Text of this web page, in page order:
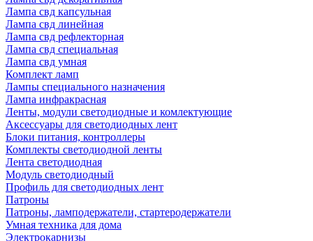
Лампа свд капсульная
Лампа свд линейная
Лампа свд рефлекторная
Лампа свд специальная
Лампа свд умная
Комплект ламп
Лампы специального назначения
Лампа инфракрасная
Ленты, модули светодиодные и комлектующие
Аксессуары для светодиодных лент
Блоки питания, контроллеры
Комплекты светодиодной ленты
Лента светодиодная
Модуль светодиодный
Профиль для светодиодных лент
Патроны
Патроны, ламподержатели, стартеродержатели
Умная техника для дома
Электрокарнизы